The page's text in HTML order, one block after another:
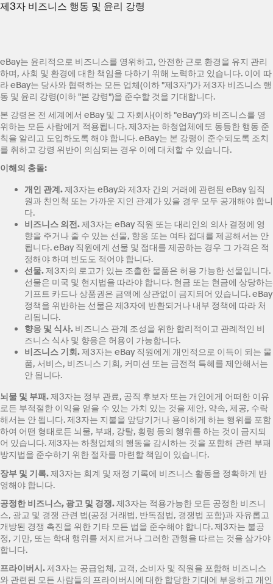
제3자 비즈니스 행동 및 윤리 강령
eBay는 윤리적으로 비즈니스를 영위하고, 안전한 근로 환경을 유지 관리
하며, 사회 및 환경에 대한 책임을 다하기 위해 노력하고 있습니다. 이에 따
라 eBay는 당사와 협력하는 모든 업체(이하 "제3자")가 제3자 비즈니스 행
동 및 윤리 강령(이하 "본 강령")을 준수할 것을 기대합니다.
본 강령은 전 세계에서 eBay 및 그 자회사(이하 "eBay")와 비즈니스를 영
위하는 모든 사람에게 적용됩니다. 제3자는 하청업체에도 동등한 행동 준
칙을 알리고 도입하도록 해야 합니다. eBay는 본 강령이 준수되도록 조치
를 취하고 강령 위반이 의심되는 경우 이에 대처할 수 있습니다.
이해의 충돌:
개인 관계.제3자는 eBay와 제3자 간의 거래에 관련된 eBay 임직
원과 친인척 또는 가까운 지인 관계가 있을 경우 모두 공개해야 합니
다.
비즈니스 의전.제3자는 eBay 직원 또는 대리인의 의사 결정에 영
향을 주거나 줄 수 있는 선물, 향응 또는 여타 접대를 제공해서는 안
됩니다. eBay 직원에게 선물 및 접대를 제공하는 경우 그 가격은 적
정해야 하며 빈도도 적어야 합니다.
선물.제3자의 로고가 있는 조촐한 물품은 허용 가능한 선물입니다.
선물은 미국 및 현지법을 따라야 합니다. 현금 또는 현금에 상당하는
기프트 카드나 상품권은 금액에 상관없이 금지되어 있습니다. eBay
정책을 위반하는 선물은 제3자에 반환되거나 내부 정책에 따라 처
리됩니다.
향응 및 식사. 비즈니스 관계 조성을 위한 합리적이고 관례적인 비
즈니스 식사 및 향응은 허용이 가능합니다.
비즈니스 기회.제3자는 eBay 직원에게 개인적으로 이득이 되는 물
품, 서비스, 비즈니스 기회, 커미션 또는 금전적 특혜를 제안해서는
안 됩니다.
뇌물 및 부패.제3자는 정부 관료, 공직 후보자 또는 개인에게 어떠한 이유
로든 부적절한 이익을 얻을 수 있는 가치 있는 것을 제안, 약속, 제공, 수락
해서는 안 됩니다. 제3자는 지불을 앞당기거나 용이하게 하는 행위를 포함
하여 어떤 형태로든 뇌물, 부패, 강탈, 횡령 등의 행위를 하는 것이 금지되
어 있습니다. 제3자는 하청업체의 행동을 감시하는 것을 포함해 관련 부패
방지법을 준수하기 위한 절차를 마련할 책임이 있습니다.
장부 및 기록.제3자는 회계 및 재정 기록에 비즈니스 활동을 정확하게 반
영해야 합니다.
공정한 비즈니스, 광고 및 경쟁.제3자는 적용가능한 모든 공정한 비즈니
스, 광고 및 경쟁 관련 법(공정 거래법, 반독점법, 경쟁법 포함)과 자유롭고
개방된 경쟁 촉진을 위한 기타 모든 법을 준수해야 합니다. 제3자는 불공
정, 기만, 또는 학대 행위를 저지르거나 그러한 관행을 따르는 것을 삼가야
합니다.
프라이버시.제3자는 공급업체, 고객, 소비자 및 직원을 포함해 비즈니스
와 관련된 모든 사람들의 프라이버시에 대한 합당한 기대에 부응하고 개인